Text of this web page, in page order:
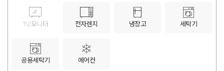
TV/모니터 전자렌지 냉장고 세탁기
공용세탁기 에어컨